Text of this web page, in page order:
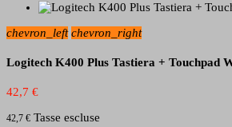
chevron_left chevron_right
Logitech K400 Plus Tastiera + Touchpad
42,7 €
42,7 € Tasse escluse